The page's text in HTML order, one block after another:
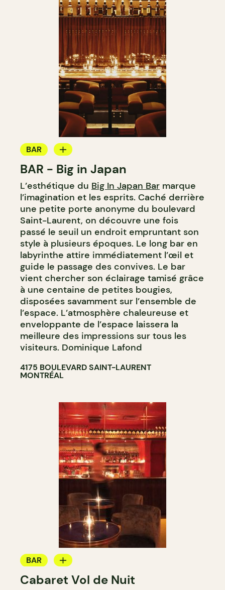
BAR
BAR À COCKTAIL
BAR - Big in Japan
L’esthétique du Big In Japan Bar marque
l’imagination et les esprits. Caché derrière
une petite porte anonyme du boulevard
Saint-Laurent, on découvre une fois
passé le seuil un endroit empruntant son
style à plusieurs époques. Le long bar en
labyrinthe attire immédiatement l’œil et
guide le passage des convives. Le bar
vient chercher son éclairage tamisé grâce
à une centaine de petites bougies,
disposées savamment sur l’ensemble de
l’espace. L’atmosphère chaleureuse et
enveloppante de l’espace laissera la
meilleure des impressions sur tous les
visiteurs. Dominique Lafond
4175 BOULEVARD SAINT-LAURENT
MONTRÉAL
BAR
BAR À COCKTAIL
Cabaret Vol de Nuit